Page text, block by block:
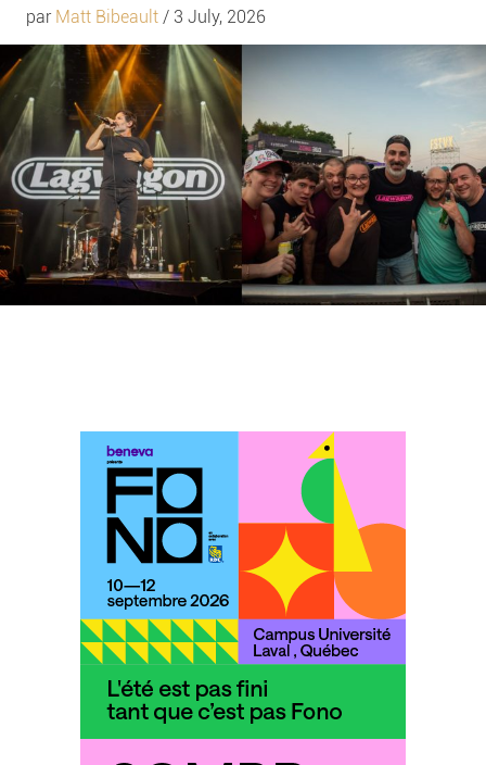
par Matt Bibeault / 3 July, 2026